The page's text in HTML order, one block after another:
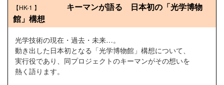
【HK-1 】
キーマンが語る 日本初の「光学博物
館」構想
光学技術の現在・過去・未来…。
動き出した日本初となる「光学博物館」構想について、
実行役であり、同プロジェクトのキーマンがその想いを
熱く語ります。